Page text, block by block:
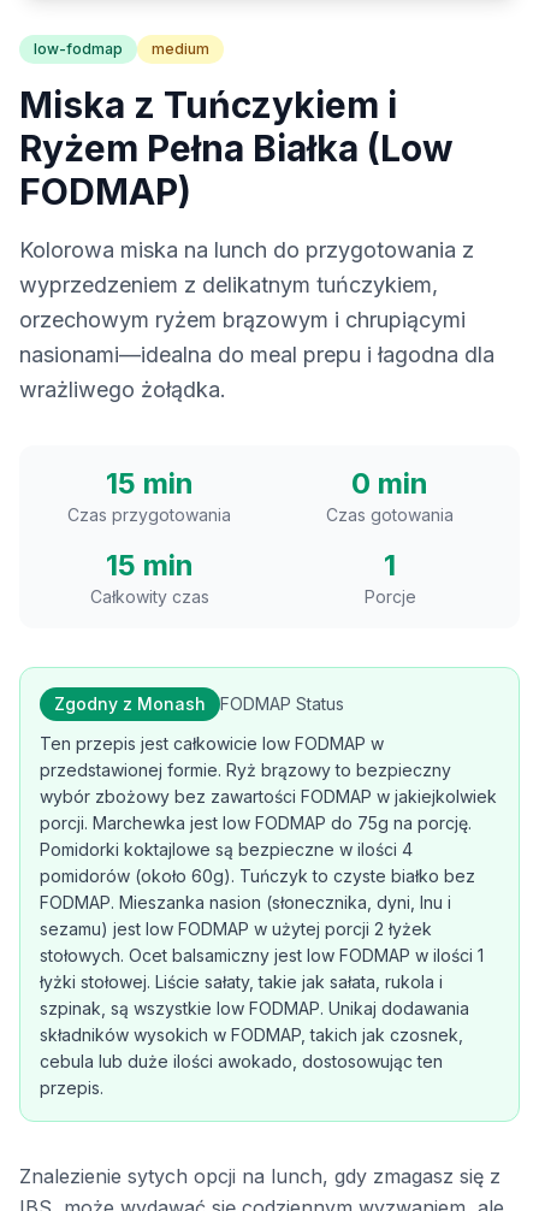
low-fodmap medium
Miska z Tuńczykiem i
Ryżem Pełna Białka (Low
FODMAP)
Kolorowa miska na lunch do przygotowania z
wyprzedzeniem z delikatnym tuńczykiem,
orzechowym ryżem brązowym i chrupiącymi
nasionami—idealna do meal prepu i łagodna dla
wrażliwego żołądka.
15 min
Czas przygotowania
0 min
Czas gotowania
15 min
Całkowity czas
1
Porcje
Zgodny z Monash
FODMAP Status
Ten przepis jest całkowicie low FODMAP w
przedstawionej formie. Ryż brązowy to bezpieczny
wybór zbożowy bez zawartości FODMAP w jakiejkolwiek
porcji. Marchewka jest low FODMAP do 75g na porcję.
Pomidorki koktajlowe są bezpieczne w ilości 4
pomidorów (około 60g). Tuńczyk to czyste białko bez
FODMAP. Mieszanka nasion (słonecznika, dyni, lnu i
sezamu) jest low FODMAP w użytej porcji 2 łyżek
stołowych. Ocet balsamiczny jest low FODMAP w ilości 1
łyżki stołowej. Liście sałaty, takie jak sałata, rukola i
szpinak, są wszystkie low FODMAP. Unikaj dodawania
składników wysokich w FODMAP, takich jak czosnek,
cebula lub duże ilości awokado, dostosowując ten
przepis.
Znalezienie sytych opcji na lunch, gdy zmagasz się z